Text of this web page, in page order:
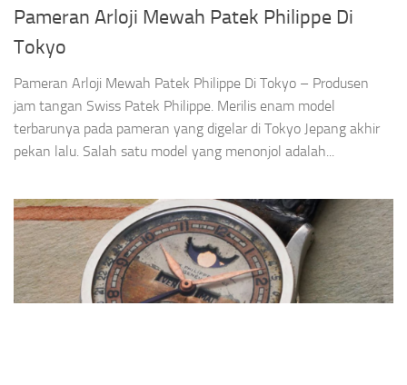
Pameran Arloji Mewah Patek Philippe Di
Tokyo
Pameran Arloji Mewah Patek Philippe Di Tokyo – Produsen
jam tangan Swiss Patek Philippe. Merilis enam model
terbarunya pada pameran yang digelar di Tokyo Jepang akhir
pekan lalu. Salah satu model yang menonjol adalah...